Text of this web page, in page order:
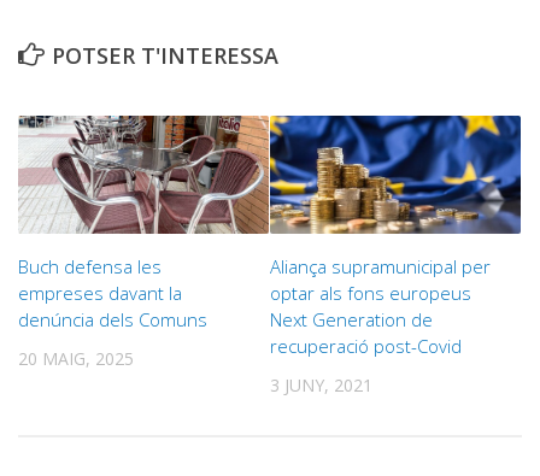
POTSER T'INTERESSA
Buch defensa les
empreses davant la
denúncia dels Comuns
20 MAIG, 2025
Aliança supramunicipal per
optar als fons europeus
Next Generation de
recuperació post-Covid
3 JUNY, 2021